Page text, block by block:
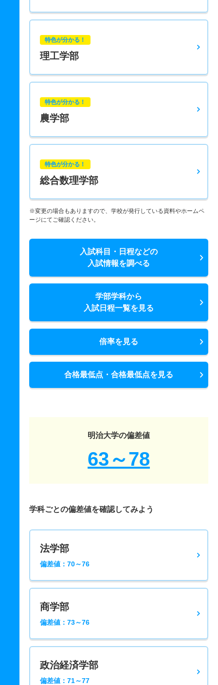
特色が分かる！
理工学部
特色が分かる！
農学部
特色が分かる！
総合数理学部
※変更の場合もありますので、学校が発行している資料やホームペ
ージにてご確認ください。
入試科目・日程などの
入試情報を調べる
学部学科から
入試日程一覧を見る
倍率を見る
合格最低点・合格最低点を見る
明治大学の偏差値
63～78
学科ごとの偏差値を確認してみよう
法学部
偏差値：70～76
商学部
偏差値：73～76
政治経済学部
偏差値：71～77